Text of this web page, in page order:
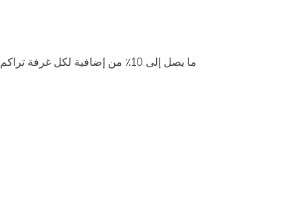
ما يصل إلى 10٪ من إضافية لكل غرفة تراكم